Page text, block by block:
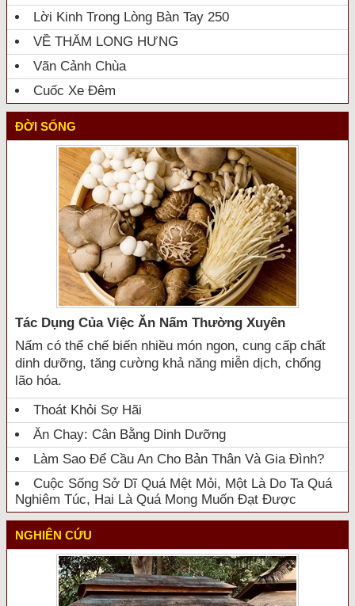
Lời Kinh Trong Lòng Bàn Tay 250
VỀ THĂM LONG HƯNG
Vãn Cảnh Chùa
Cuốc Xe Đêm
ĐỜI SỐNG
Tác Dụng Của Việc Ăn Nấm Thường Xuyên
Nấm có thể chế biến nhiều món ngon, cung cấp chất
dinh dưỡng, tăng cường khả năng miễn dịch, chống
lão hóa.
Thoát Khỏi Sợ Hãi
Ăn Chay: Cân Bằng Dinh Dưỡng
Làm Sao Để Cầu An Cho Bản Thân Và Gia Đình?
Cuộc Sống Sở Dĩ Quá Mệt Mỏi, Một Là Do Ta Quá
Nghiêm Túc, Hai Là Quá Mong Muốn Đạt Được
NGHIÊN CỨU